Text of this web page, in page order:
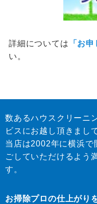
詳細については 「お
い。
数あるハウスクリーニ
ビスにお越し頂きまし
当店は2002年に横浜で
ごしていただけるよう
す。
お掃除プロの仕上がり